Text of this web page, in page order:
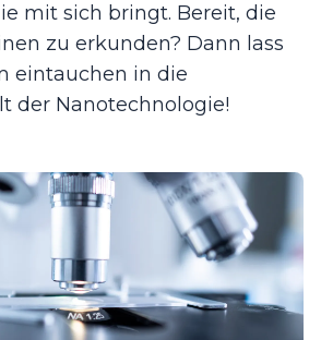
mit sich bringt. Bereit, die
zu erkunden? Dann lass
eintauchen in die
der Nanotechnologie!